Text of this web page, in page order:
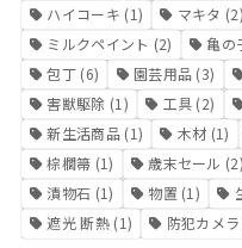
ハイコーキ (1) マキタ (2)
ミルクペイント (2) 亀の
包丁 (6) 園芸用品 (3)
害獣駆除 (1) 工具 (2)
新生活商品(1) 木材(1)
棕櫚箒 (1) 歳末セール (2)
漬物石 (1) 物置 (1)
遮光 断熱(1) 防犯カメラ